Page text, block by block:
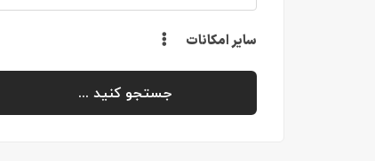
سایر امکانات
جستجو کنید ...